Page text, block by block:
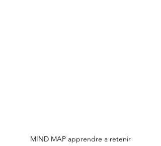
MIND MAP apprendre a retenir